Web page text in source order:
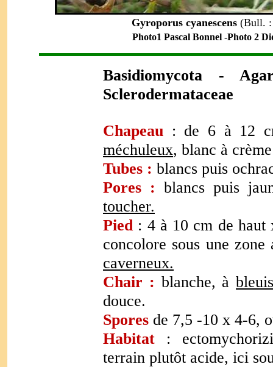
Gyroporus cyanescens (Bull. :
Photo1 Pascal Bonnel -Photo 2
Basidiomycota -
Sclerodermataceae
Chapeau : de 6 à 12
méchuleux, blanc à
Tubes : blancs puis
Pores : blancs puis
toucher.
Pied : 4 à 10 cm de
concolore sous une
caverneux.
Chair : blanche, à
douce.
Spores de 7,5 -10 x 4-6,
Habitat :
terrain plutôt acide, ici